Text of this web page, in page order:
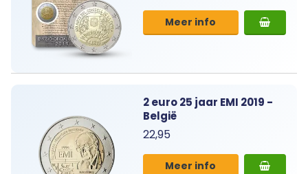
Meer info
2 euro 25 jaar EMI 2019 -
België
22,95
Meer info